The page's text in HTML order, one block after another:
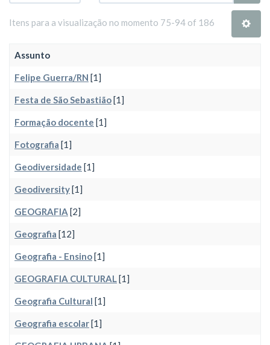
Itens para a visualização no momento 75-94 of 186
Assunto
Felipe Guerra/RN [1]
Festa de São Sebastião[1]
Formação docente [1]
Fotografia [1]
Geodiversidade [1]
Geodiversity[1]
GEOGRAFIA [2]
Geografia [12]
Geografia - Ensino[1]
GEOGRAFIA CULTURAL[1]
Geografia Cultural [1]
Geografia escolar[1]